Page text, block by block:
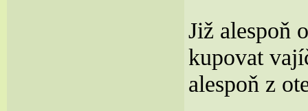
Již alespoň
kupovat
alespoň z